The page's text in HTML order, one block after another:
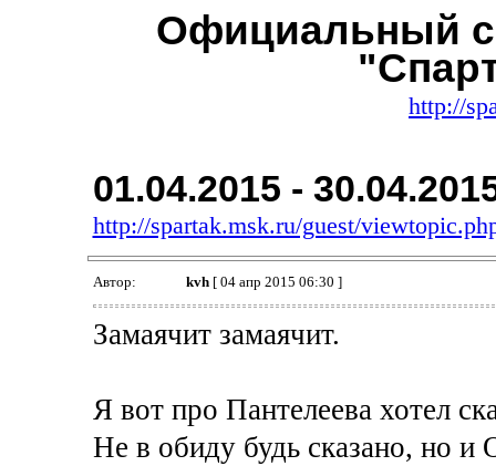
Официальный
http://
01.04.2015 -
http://spartak.msk.ru/guest/
Автор: kvh[ 04 апр 2015 06:30 ]
Замаячит замаячит.
Я вот про Пантелеева хотел
Не в обиду будь сказано, но